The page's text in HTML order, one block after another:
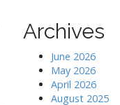
Archives
June 2026
May 2026
April 2026
August 2025